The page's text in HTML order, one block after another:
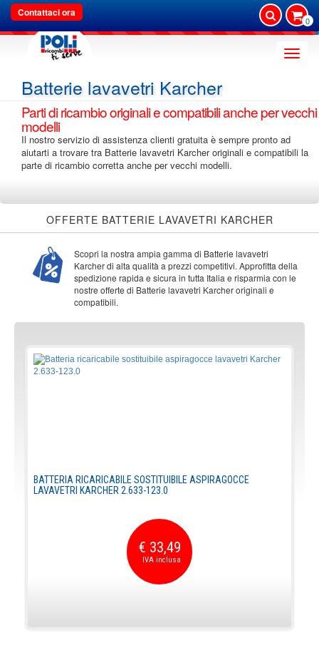
Contattaci ora
0
Toggle
Batterie lavavetri Karcher
Parti di ricambio originali e compatibili anche per vecchi
modelli
Il nostro servizio di assistenza clienti gratuita è sempre pronto ad
aiutarti a trovare tra Batterie lavavetri Karcher originali e compatibili la
parte di ricambio corretta anche per vecchi modelli.
OFFERTE BATTERIE LAVAVETRI KARCHER
Scopri la nostra ampia gamma di Batterie lavavetri
Karcher di alta qualità a prezzi competitivi. Approfitta della
spedizione rapida e sicura in tutta Italia e risparmia con le
nostre offerte di Batterie lavavetri Karcher originali e
compatibili.
BATTERIA RICARICABILE SOSTITUIBILE ASPIRAGOCCE
LAVAVETRI KARCHER 2.633-123.0
€ 33,49